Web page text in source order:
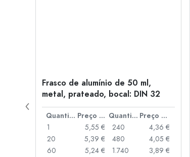
Frasco de alumínio de 50 ml,
metal, prateado, bocal: DIN 32
Quantidade Preço por peça Quantidade
Preço por peça
1
5,55 €
20
5,39 €
60
5,24 €
240
4,36 €
480
4,05 €
1.740
3,89 €